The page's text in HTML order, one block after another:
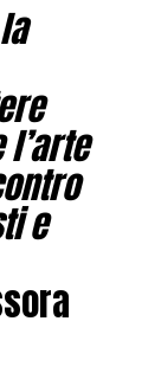
e